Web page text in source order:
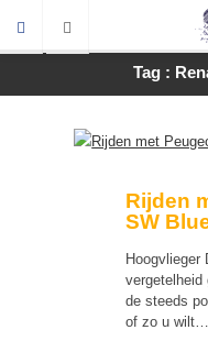
Tag :
Rijden
SW
Hoogvlieger
vergetelheid
de steeds
of zo u wilt…